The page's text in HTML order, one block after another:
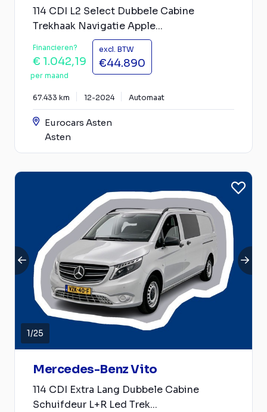
114 CDI L2 Select Dubbele Cabine
Trekhaak Navigatie Apple...
Financieren?
€ 1.042,19
per maand
excl. BTW
€44.890
67.433 km 12-2024 Automaat
Eurocars Asten
Asten
1/25
Mercedes-Benz Vito
114 CDI Extra Lang Dubbele Cabine
Schuifdeur L+R Led Trek...